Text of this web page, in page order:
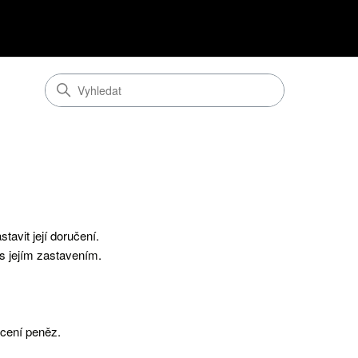
její doručení.
jejím zastavením.
peněz.